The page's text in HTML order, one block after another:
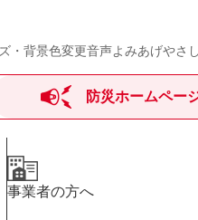
・背景色変更音声よみあげやさ
防災ホームペー
事業者の方へ